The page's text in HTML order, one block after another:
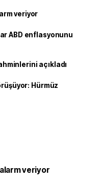
veriyor
ABD enflasyonunu
açıkladı
Hürmüz
veriyor